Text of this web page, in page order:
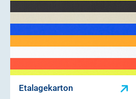
Etalagekarton